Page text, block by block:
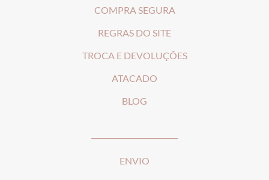
COMPRA SEGURA
REGRAS DO SITE
TROCA E DEVOLUÇÕES
ATACADO
BLOG
ENVIO